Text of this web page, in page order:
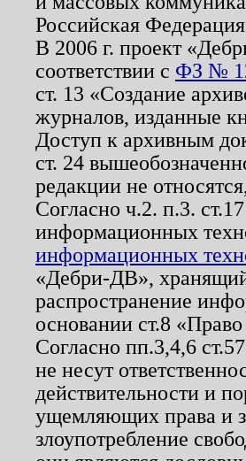
Российская
В 2006 г. проект
соответствии с ФЗ №
ст. 13 «Создание
журналов, изданные
Доступ к архивным
ст. 24
редакции не
Согласно ч.2. п.3.
информационных
информационных
«Дебри-ДВ»,
распространение
основании ст.8
Согласно пп.3,4,6
не несут
действительности и
ущемляющих права и
злоупотребление